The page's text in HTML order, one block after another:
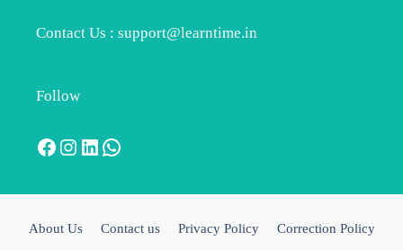
Contact Us : support@learntime.in
Follow
Facebook
Instagram
LinkedIn
WhatsApp
About Us Contact us Privacy Policy Correction Policy